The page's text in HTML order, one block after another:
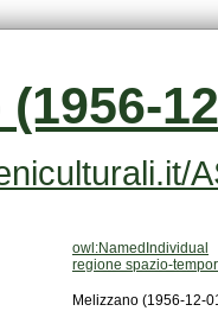
owl:NamedIndividual
regione spazio-
Melizzano (1956-12-